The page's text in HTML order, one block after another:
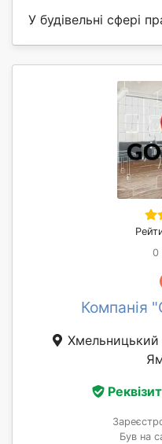
У будівельні сфері
0
Компанія
Хмельницький
Був на